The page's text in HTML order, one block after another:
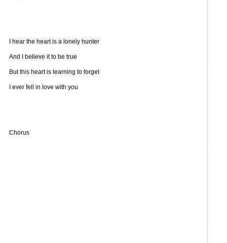
I hear the heart is a lonely hunter
And I believe it to be true
But this heart is learning to forget
I ever fell in love with you
Chorus